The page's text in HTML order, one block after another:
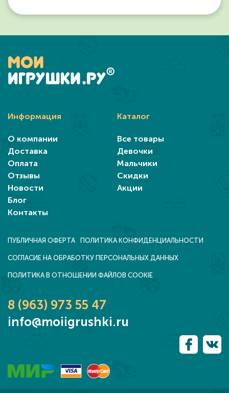
Информация
О компании
Доставка
Оплата
Отзывы
Новости
Блог
Контакты
Каталог
Все товары
Девочки
Мальчики
Скидки
Акции
ПУБЛИЧНАЯ ОФЕРТА ПОЛИТИКА КОНФИДЕНЦИАЛЬНОСТИ
СОГЛАСИЕ НА ОБРАБОТКУ ПЕРСОНАЛЬНЫХ ДАННЫХ
ПОЛИТИКА В ОТНОШЕНИИ ФАЙЛОВ COOKIE
8 (963) 973 55 47
info@moiigrushki.ru